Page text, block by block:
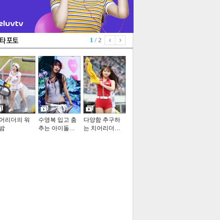
1 / 2
리더의 워
수영복 입고 춤
추는 아이돌…
다양함 추구하
는 치어리더…